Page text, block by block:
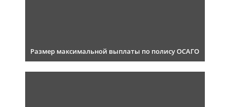
Размер максимальной выплаты по полису ОСАГО